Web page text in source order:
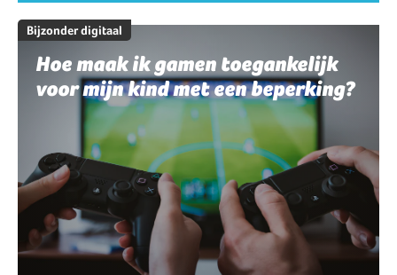
Bijzonder digitaal
Hoe maak ik gamen toegankelijk
voor mijn kind met een beperking?